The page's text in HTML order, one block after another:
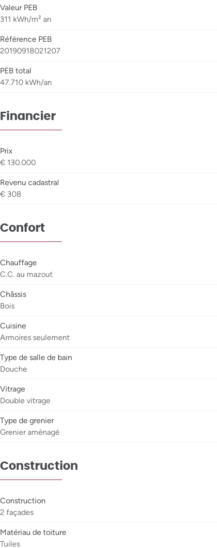
Valeur PEB
311 kWh/m² an
Référence PEB
20190918021207
PEB total
47.710 kWh/an
Financier
Prix
€ 130.000
Revenu cadastral
€ 308
Confort
Chauffage
C.C. au mazout
Châssis
Bois
Cuisine
Armoires seulement
Type de salle de bain
Douche
Vitrage
Double vitrage
Type de grenier
Grenier aménagé
Construction
Construction
2 façades
Matériau de toiture
Tuiles